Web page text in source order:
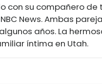
con su compañero de
News. Ambas
años. La
íntima en Utah.